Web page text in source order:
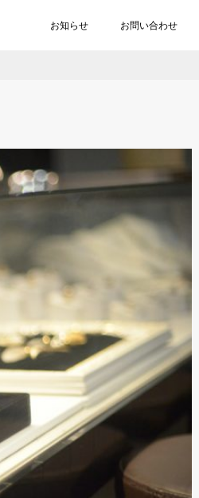
お問い合わせ
お知らせ